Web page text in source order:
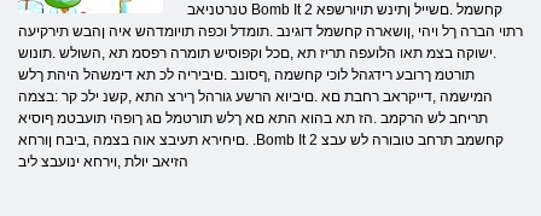
טנרטניאב Bomb It 2 קחשמל .םשייל ןתינש תויורשפא
רתוי הברה ךל ויהי ,ןושארה קחשמל דוגינב .תומדל וכפה תויומדהש איה ןהבש תירקיעה
.ישוקה בצמ תאו הלועפה תריז תא ,םכל וקפוסיש תומרה רפסמ תא ,השולש .תונוש
תורטמ ךרובע רידגהל לוכי קחשמה ,ףסונב .םיביריה לכ תא דימשהל היהת ךלש
המישמה ,דייקראב רחבת םא .םיביוא הרשע גורהל ךירצ התא ,קשנ ילכ קר :בצמה
תריחב לש הרקמב .הז תא בהוא התא םא ךלש תורטמל םג ךופהי תועבטמ ףוסיא
.םיחירא תעיבצ אוה בצמה ,ביבח ןורחא .Bomb It 2 קחשמב תרחב טובורה לש עבצ
הזיאב יולת ,וירחא ינועבצ ליב